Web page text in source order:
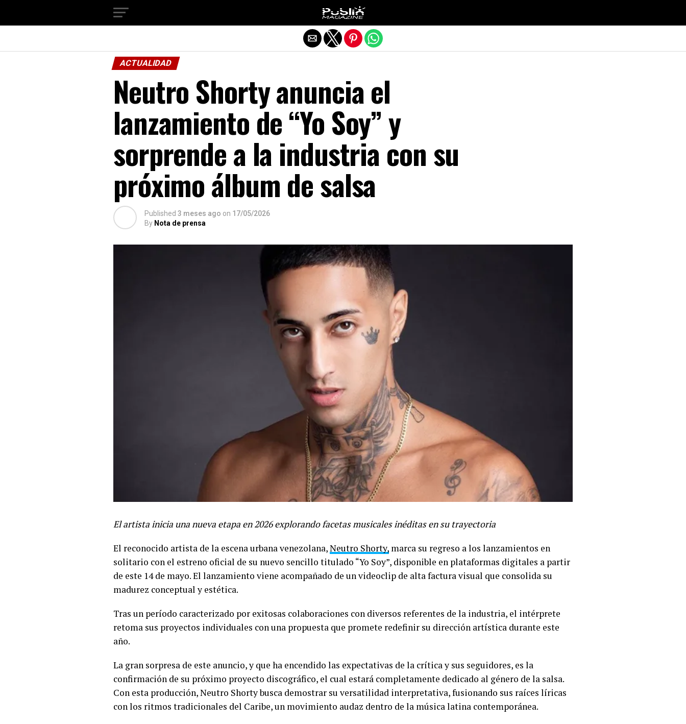
ACTUALIDAD
Neutro Shorty anuncia el
lanzamiento de “Yo Soy” y
sorprende a la industria con su
próximo álbum de salsa
Published 3 meses ago on 17/05/2026
By Nota de prensa
El artista inicia una nueva etapa en 2026 explorando facetas musicales inéditas en su trayectoria
El reconocido artista de la escena urbana venezolana,Neutro Shorty, marca su regreso a los lanzamientos en
solitario con el estreno oficial de su nuevo sencillo titulado “Yo Soy”, disponible en plataformas digitales a partir
de este 14 de mayo. El lanzamiento viene acompañado de un videoclip de alta factura visual que consolida su
madurez conceptual y estética.
Tras un período caracterizado por exitosas colaboraciones con diversos referentes de la industria, el intérprete
retoma sus proyectos individuales con una propuesta que promete redefinir su dirección artística durante este
año.
La gran sorpresa de este anuncio, y que ha encendido las expectativas de la crítica y sus seguidores, es la
confirmación de su próximo proyecto discográfico, el cual estará completamente dedicado al género de la salsa.
Con esta producción, Neutro Shorty busca demostrar su versatilidad interpretativa, fusionando sus raíces líricas
con los ritmos tradicionales del Caribe, un movimiento audaz dentro de la música latina contemporánea.
Salir de la versión móvil